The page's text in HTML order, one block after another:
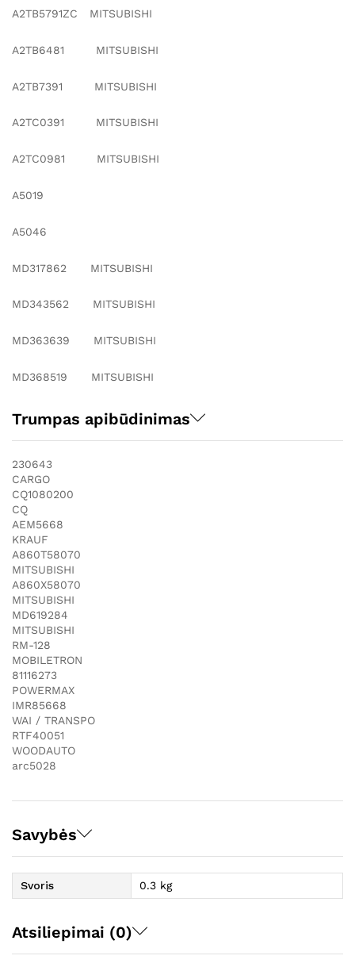
A2TB5791ZC MITSUBISHI
A2TB6481 MITSUBISHI
A2TB7391 MITSUBISHI
A2TC0391 MITSUBISHI
A2TC0981 MITSUBISHI
A5019
A5046
MD317862 MITSUBISHI
MD343562 MITSUBISHI
MD363639 MITSUBISHI
MD368519 MITSUBISHI
Trumpas apibūdinimas
230643
CARGO
CQ1080200
CQ
AEM5668
KRAUF
A860T58070
MITSUBISHI
A860X58070
MITSUBISHI
MD619284
MITSUBISHI
RM-128
MOBILETRON
81116273
POWERMAX
IMR85668
WAI / TRANSPO
RTF40051
WOODAUTO
arc5028
Savybės
Svoris 0.3 kg
Atsiliepimai (0)